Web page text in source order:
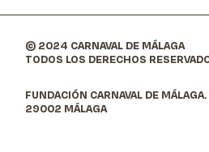
© 2024 CARNAVAL DE MÁLAGA
TODOS LOS DERECHOS
FUNDACIÓN CARNAVAL DE
29002 MÁLAGA